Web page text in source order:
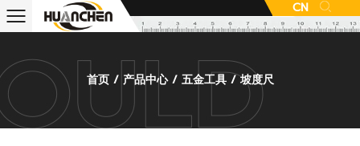
CN
首页/ 产品中心/ 五金工具/坡度尺